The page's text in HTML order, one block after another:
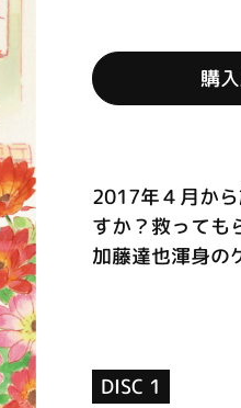
購
2017年４月か
すか？救っても
加藤達也渾身の
DISC 1